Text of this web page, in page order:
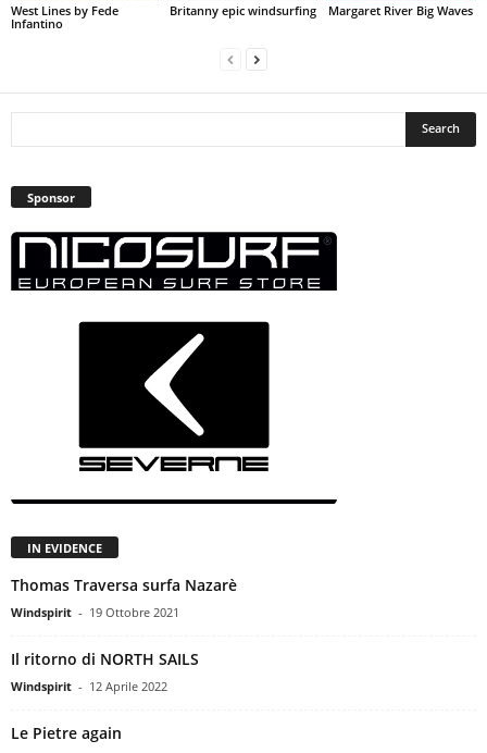
West Lines by Fede
Infantino
Britanny epic windsurfing Margaret River Big Waves
Sponsor
IN EVIDENCE
Thomas Traversa surfa Nazarè
Windspirit - 19 Ottobre 2021
Il ritorno di NORTH SAILS
Windspirit - 12 Aprile 2022
Le Pietre again